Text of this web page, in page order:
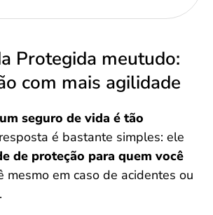
Protegida meutudo:
com mais agilidade
seguro de vida é tão
é bastante simples: ele
de proteção para quem você
mesmo em caso de acidentes ou